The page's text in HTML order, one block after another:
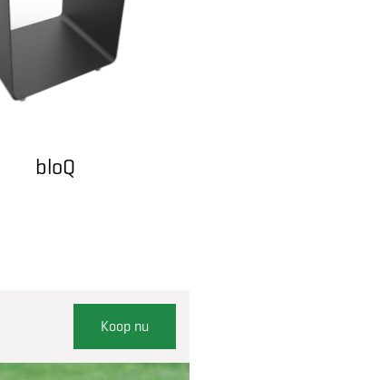
bloQ
Koop nu